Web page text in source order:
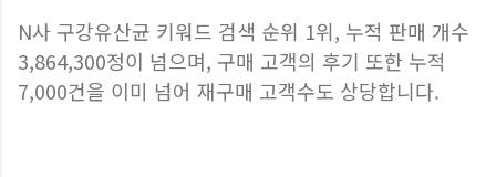
N사 구강유산균 키워드 검색 순위 1위, 누적 판매 개수
3,864,300정이 넘으며, 구매 고객의 후기 또한 누적
7,000건을 이미 넘어 재구매 고객수도 상당합니다.